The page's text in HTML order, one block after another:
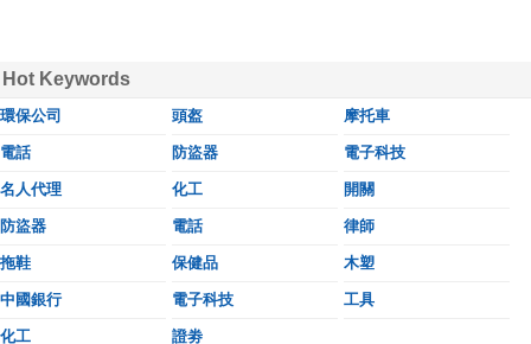
Hot Keywords
環保公司 頭盔 摩托車
電話 防盜器 電子科技
名人代理 化工 開關
防盜器 電話 律師
拖鞋 保健品 木塑
中國銀行 電子科技 工具
化工 證劵